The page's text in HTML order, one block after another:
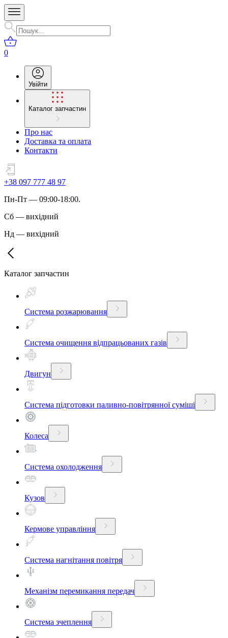
0
Увійти
Каталог запчастин
Про нас
Доставка та оплата
Контакти
+38 097 777 48 97
Пн-Пт — 09:00-18:00.
Сб — вихідний
Нд — вихідний
Каталог запчастин
Система розжарювання
Система очищення відпрацьованих газів
Двигун
Система підготовки паливно-повітрянної суміші
Колеса
Система охолодження
Кузов
Кермове управління
Система нагнітання повітря
Механізм перемикання передач
Система зчеплення